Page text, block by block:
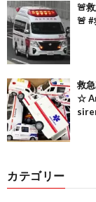
🚨
🚨 #
救
☆
カテゴリー